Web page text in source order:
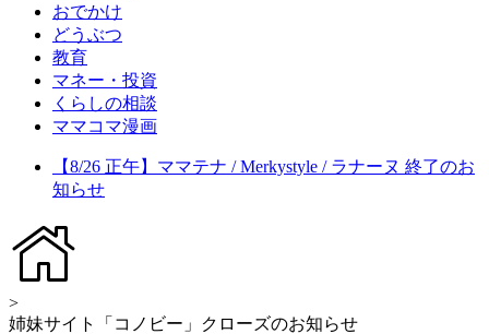
おでかけ
どうぶつ
教育
マネー・投資
くらしの相談
ママコマ漫画
【8/26 正午】ママテナ / Merkystyle / ラナーヌ 終了のお
知らせ
>
姉妹サイト「コノビー」クローズのお知らせ